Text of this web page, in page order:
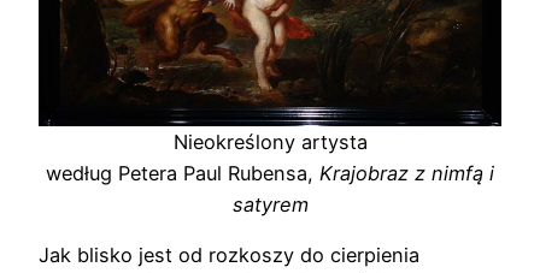
Nieokreślony artysta
według Petera Paul Rubensa, Krajobraz z nimfą i
satyrem
Jak blisko jest od rozkoszy do cierpienia